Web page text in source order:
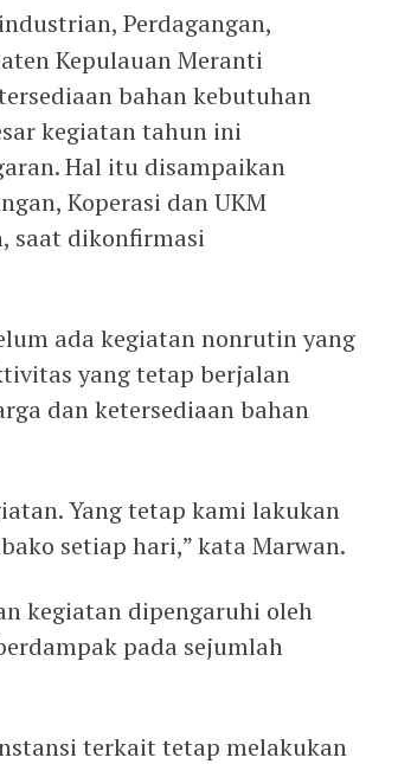
Perdagangan,
Kepulauan Meranti
bahan kebutuhan
kegiatan tahun ini
Hal itu disampaikan
Koperasi dan UKM
saat dikonfirmasi
ada kegiatan nonrutin yang
yang tetap berjalan
dan ketersediaan bahan
Yang tetap kami lakukan
setiap hari,” kata Marwan.
kegiatan dipengaruhi oleh
pada sejumlah
terkait tetap melakukan